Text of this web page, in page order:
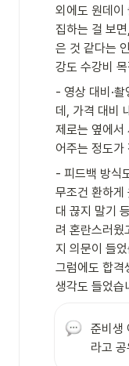
외에도 원데이
집하는 걸 보
은 것 같다는
강도 수강비
- 영상 대비·
데, 가격 대비
제로는 옆에서
어주는 정도가
- 피드백 방식
무조건 환하게
대 끊지 말기
려 혼란스러웠
지 의문이 들
그럼에도 합격
생각도 들었습
준비생
라고